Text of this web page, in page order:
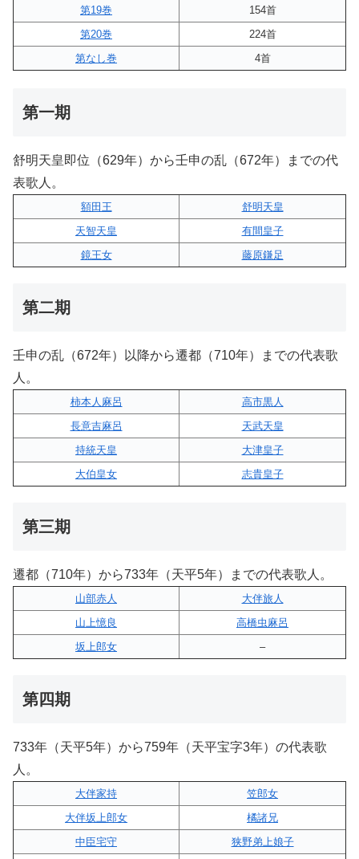
第19巻
154首
第20巻
224首
第なし巻
4首
第一期
舒明天皇即位（629年）から壬申の乱（672年）までの代
表歌人。
額田王
舒明天皇
天智天皇
有間皇子
鏡王女
藤原鎌足
第二期
壬申の乱（672年）以降から遷都（710年）までの代表歌
人。
柿本人麻呂
高市黒人
長意吉麻呂
天武天皇
持統天皇
大津皇子
大伯皇女
志貴皇子
第三期
遷都（710年）から733年（天平5年）までの代表歌人。
山部赤人
大伴旅人
山上憶良
高橋虫麻呂
坂上郎女
–
第四期
733年（天平5年）から759年（天平宝字3年）の代表歌
人。
大伴家持
笠郎女
大伴坂上郎女
橘諸兄
中臣宅守
狭野弟上娘子